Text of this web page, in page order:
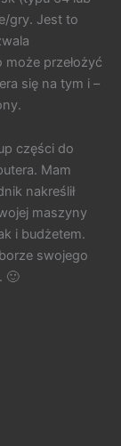
gry. Jest to
przełożyć
się na tym i –
części do
Mam
nakreślił
maszyny
i budżetem.
swojego
🙂